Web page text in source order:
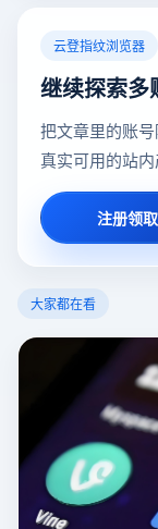
云登指纹浏览器
继续探索多
把文章里的账
真实可用的站内
注册领
大家都在看